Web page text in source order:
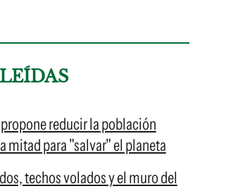
reducir la población
mitad para "salvar" el planeta
techos volados y el muro del